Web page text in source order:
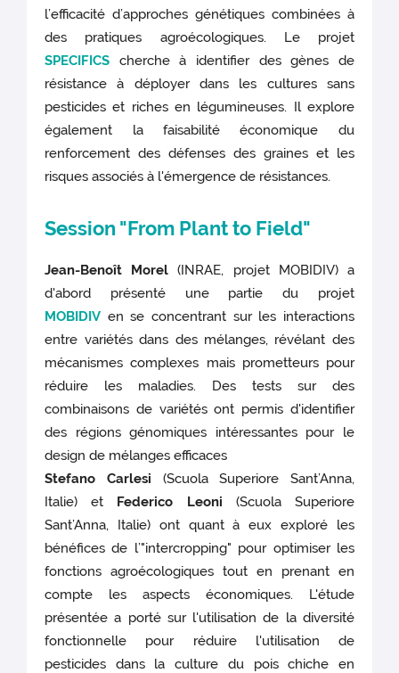
l’efficacité d’approches génétiques combinées à
des pratiques agroécologiques. Le projet
SPECIFICS cherche à identifier des gènes de
résistance à déployer dans les cultures sans
pesticides et riches en légumineuses. Il explore
également la faisabilité économique du
renforcement des défenses des graines et les
risques associés à l'émergence de résistances.
Session "From Plant to Field"
Jean-Benoît Morel (INRAE, projet MOBIDIV) a
d'abord présenté une partie du projet
MOBIDIV en se concentrant sur les interactions
entre variétés dans des mélanges, révélant des
mécanismes complexes mais prometteurs pour
réduire les maladies. Des tests sur des
combinaisons de variétés ont permis d'identifier
des régions génomiques intéressantes pour le
design de mélanges efficaces
Stefano Carlesi (Scuola Superiore Sant’Anna,
Italie) et Federico Leoni (Scuola Superiore
Sant’Anna, Italie) ont quant à eux exploré les
bénéfices de l’"intercropping" pour optimiser les
fonctions agroécologiques tout en prenant en
compte les aspects économiques. L'étude
présentée a porté sur l'utilisation de la diversité
fonctionnelle pour réduire l'utilisation de
pesticides dans la culture du pois chiche en